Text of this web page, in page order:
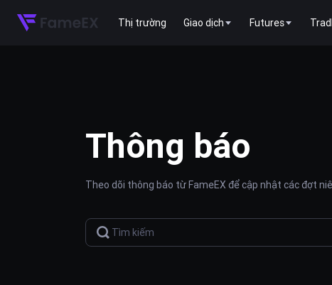
Thị trường Giao dịch Futures
Thông báo
Theo dõi thông báo từ FameEX để cập nhật các đợt